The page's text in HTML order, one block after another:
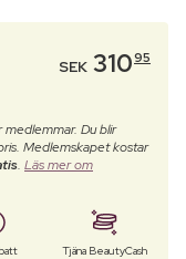
SEK 31095
Du blir
Medlemskapet kostar
. Läs mer om
Tjäna BeautyCash